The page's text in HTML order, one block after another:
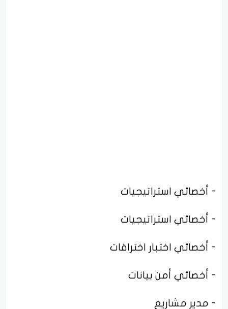
- أخصائي استراتيجيات
- أخصائي استراتيجيات
- أخصائي اختبار اختراقات
- أخصائي أمن بيانات
- مدير مشاريع